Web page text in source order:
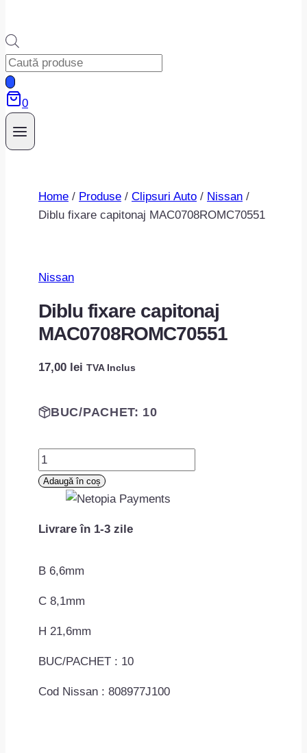
Products
search
0
Home / Produse / Clipsuri Auto / Nissan /
Diblu fixare capitonaj MAC0708ROMC70551
Nissan
Diblu fixare capitonaj
MAC0708ROMC70551
17,00 lei TVA Inclus
BUC/PACHET: 10
Cantitate
Diblu
fixare
MAC0708ROMC70551
Adaugă în coș
Livrare în 1-3 zile
B 6,6mm
C 8,1mm
H 21,6mm
BUC/PACHET : 10
Cod Nissan : 808977J100